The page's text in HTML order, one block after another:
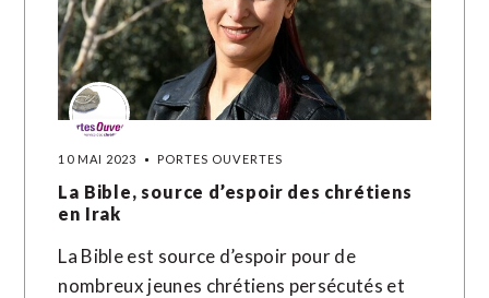
10 MAI 2023 PORTES OUVERTES
La Bible, source d’espoir des chrétiens
en Irak
La Bible est source d’espoir pour de
nombreux jeunes chrétiens persécutés et